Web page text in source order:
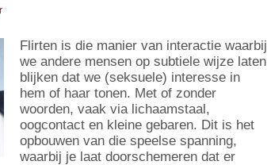
Flirten is die manier van interactie waarbij
we andere mensen op subtiele wijze laten
blijken dat we (seksuele) interesse in
hem of haar tonen. Met of zonder
woorden, vaak via lichaamstaal,
oogcontact en kleine gebaren. Dit is het
opbouwen van die speelse spanning,
waarbij je laat doorschemeren dat er